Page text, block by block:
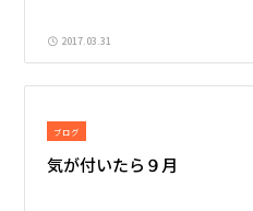
2017.03.31
ブログ
気が付いたら９月